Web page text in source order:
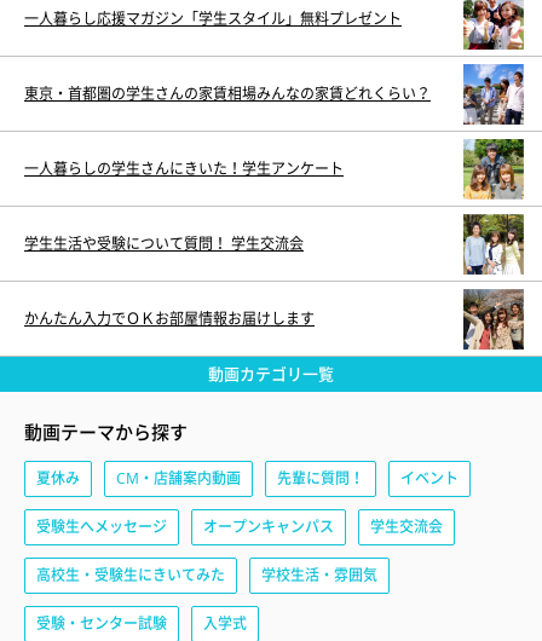
一人暮らし応援マガジン「学生スタイル」無料プレゼント
東京・首都圏の学生さんの家賃相場みんなの家賃どれくらい？
一人暮らしの学生さんにきいた！学生アンケート
学生生活や受験について質問！ 学生交流会
かんたん入力でＯＫお部屋情報お届けします
動画カテゴリ一覧
動画テーマから探す
夏休み CM・店舗案内動画 先輩に質問！ イベント
受験生へメッセージ オープンキャンパス 学生交流会
高校生・受験生にきいてみた 学校生活・雰囲気
受験・センター試験 入学式